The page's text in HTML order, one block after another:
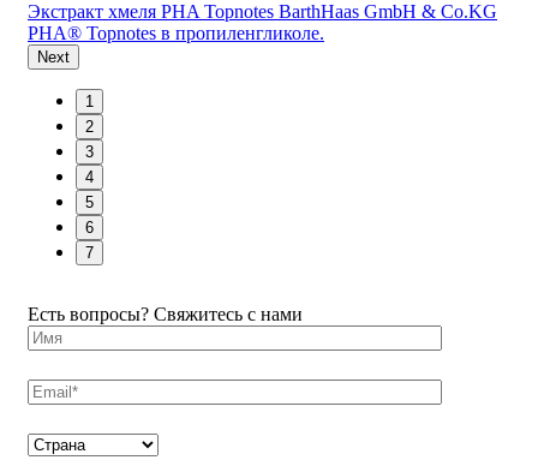
Экстракт хмеля PHA Topnotes BarthHaas GmbH & Co.KG
PHA® Topnotes в пропиленгликоле.
Next
1
2
3
4
5
6
7
Есть вопросы? Свяжитесь с нами